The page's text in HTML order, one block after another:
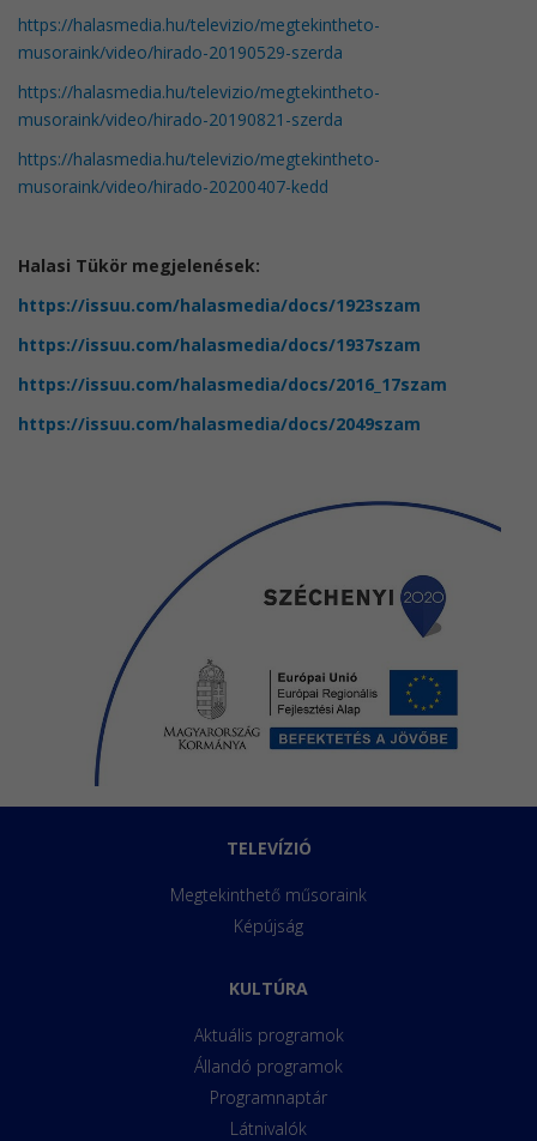
https://halasmedia.hu/televizio/megtekintheto-
musoraink/video/hirado-20190529-szerda
https://halasmedia.hu/televizio/megtekintheto-
musoraink/video/hirado-20190821-szerda
https://halasmedia.hu/televizio/megtekintheto-
musoraink/video/hirado-20200407-kedd
Halasi Tükör megjelenések:
https://issuu.com/halasmedia/docs/1923szam
https://issuu.com/halasmedia/docs/1937szam
https://issuu.com/halasmedia/docs/2016_17szam
https://issuu.com/halasmedia/docs/2049szam
TELEVÍZIÓ
Megtekinthető műsoraink
Képújság
KULTÚRA
Aktuális programok
Állandó programok
Programnaptár
Látnivalók